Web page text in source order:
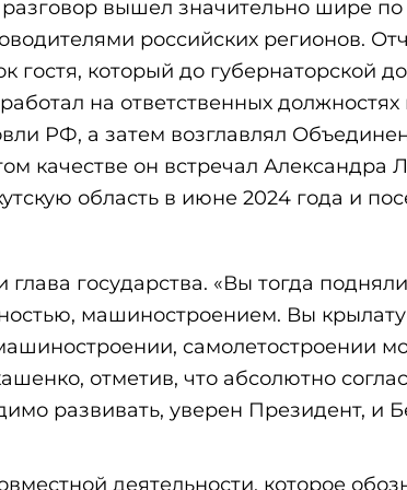
вышел значительно шире по
российских регионов.
гостя, который до губернаторской
на ответственных
РФ, а затем возглавлял
качестве он встречал Александра
область в июне 2024 года и
государства. «Вы тогда
машиностроением. Вы
самолетостроении
отметив, что абсолютно
развивать, уверен Президент, и
деятельности, которое